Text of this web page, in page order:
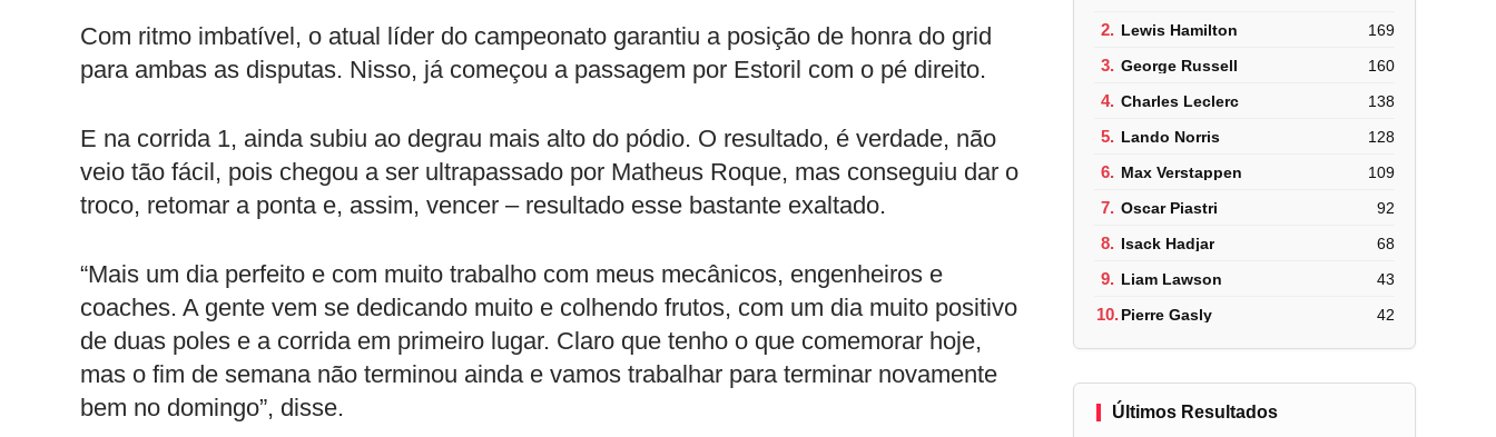
Com ritmo imbatível, o atual líder do campeonato garantiu a posição de honra do grid
para ambas as disputas. Nisso, já começou a passagem por Estoril com o pé direito.
E na corrida 1, ainda subiu ao degrau mais alto do pódio. O resultado, é verdade, não
veio tão fácil, pois chegou a ser ultrapassado por Matheus Roque, mas conseguiu dar o
troco, retomar a ponta e, assim, vencer – resultado esse bastante exaltado.
“Mais um dia perfeito e com muito trabalho com meus mecânicos, engenheiros e
coaches. A gente vem se dedicando muito e colhendo frutos, com um dia muito positivo
de duas poles e a corrida em primeiro lugar. Claro que tenho o que comemorar hoje,
mas o fim de semana não terminou ainda e vamos trabalhar para terminar novamente
bem no domingo”, disse.
2. Lewis Hamilton 169
3. George Russell 160
4. Charles Leclerc 138
5. Lando Norris 128
6. Max Verstappen 109
7. Oscar Piastri 92
8. Isack Hadjar 68
9. Liam Lawson 43
10.Pierre Gasly 42
Últimos Resultados